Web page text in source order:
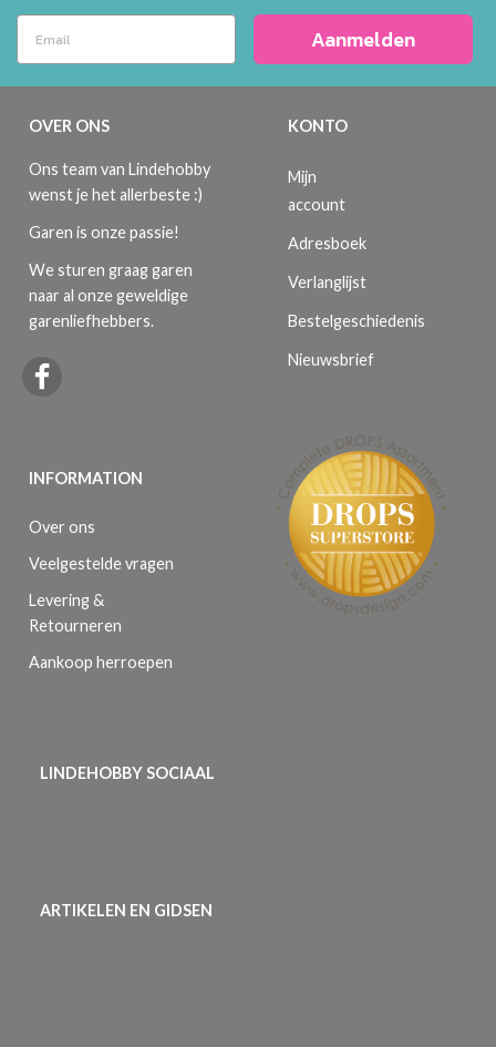
Aanmelden
OVER ONS
Ons team van Lindehobby
wenst je het allerbeste :)
Garen is onze passie!
We sturen graag garen
naar al onze geweldige
garenliefhebbers.
INFORMATION
Over ons
Veelgestelde vragen
Levering &
Retourneren
Aankoop herroepen
KONTO
Mijn
account
Adresboek
Verlanglijst
Bestelgeschiedenis
Nieuwsbrief
LINDEHOBBY SOCIAAL
ARTIKELEN EN GIDSEN